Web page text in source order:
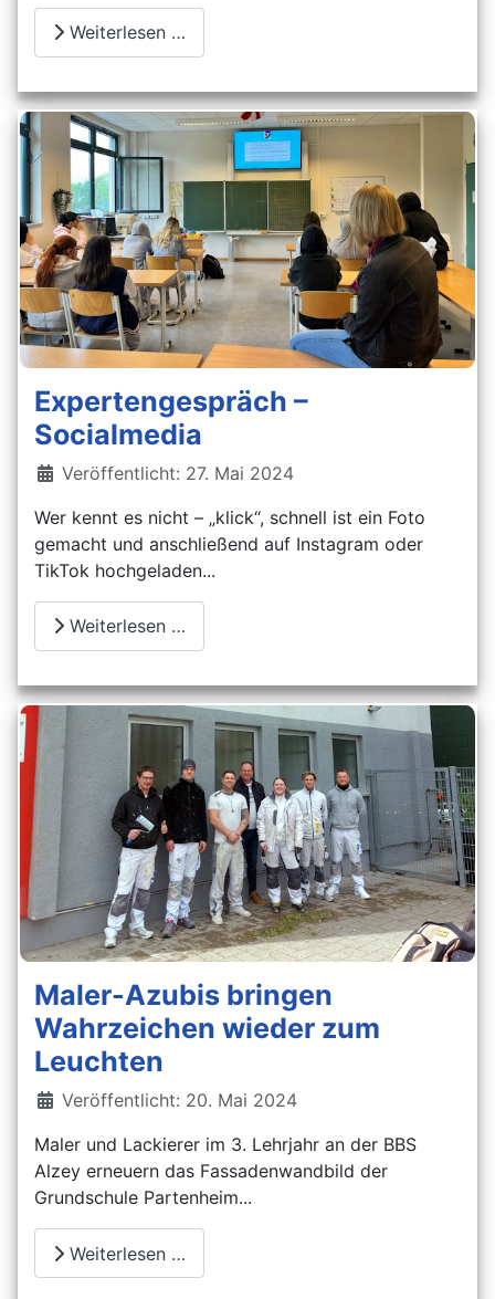
Weiterlesen …
Expertengespräch –
Socialmedia
Details
Veröffentlicht: 27. Mai 2024
Wer kennt es nicht – „klick“, schnell ist ein Foto
gemacht und anschließend auf Instagram oder
TikTok hochgeladen...
Weiterlesen …
Maler-Azubis bringen
Wahrzeichen wieder zum
Leuchten
Details
Veröffentlicht: 20. Mai 2024
Maler und Lackierer im 3. Lehrjahr an der BBS
Alzey erneuern das Fassadenwandbild der
Grundschule Partenheim...
Weiterlesen …